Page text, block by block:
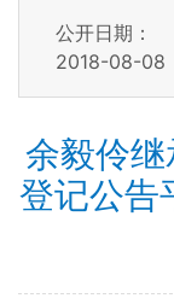
公开日期：
2018-08-08
余毅伶
登记公告